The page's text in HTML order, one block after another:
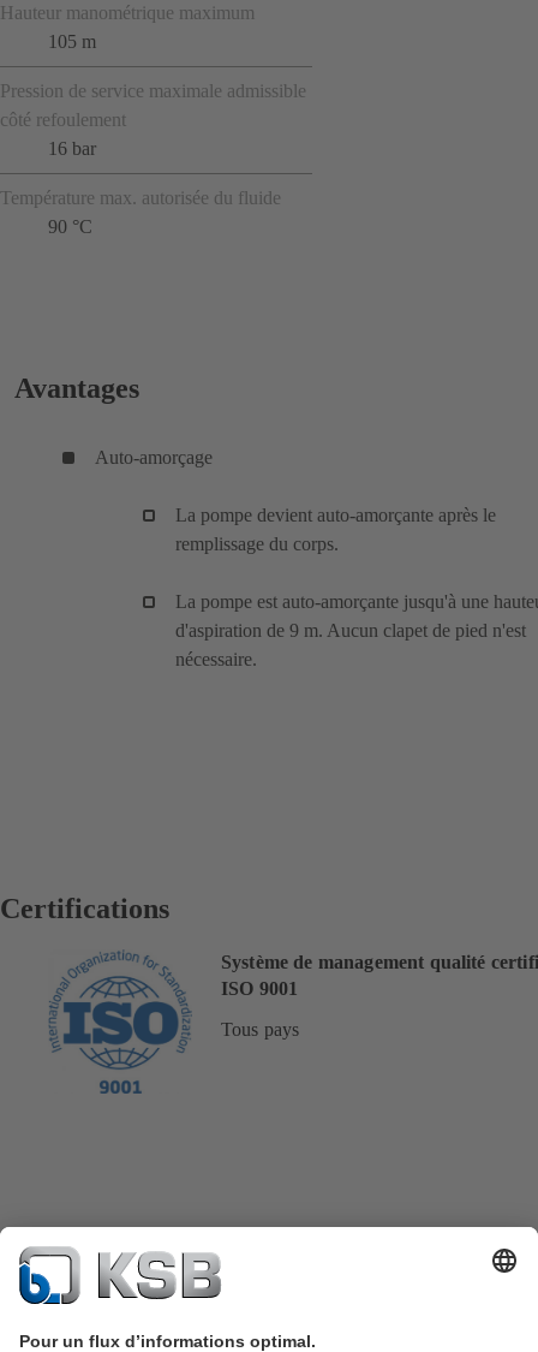
Hauteur manométrique maximum
105 m
Pression de service maximale admissible
côté refoulement
16 bar
Température max. autorisée du fluide
90 °C
Avantages
Auto-amorçage
La pompe devient auto-amorçante après le
remplissage du corps.
La pompe est auto-amorçante jusqu'à une
d'aspiration de 9 m. Aucun clapet de pied n'est
nécessaire.
Certifications
Système de management qualité
ISO 9001
Tous pays